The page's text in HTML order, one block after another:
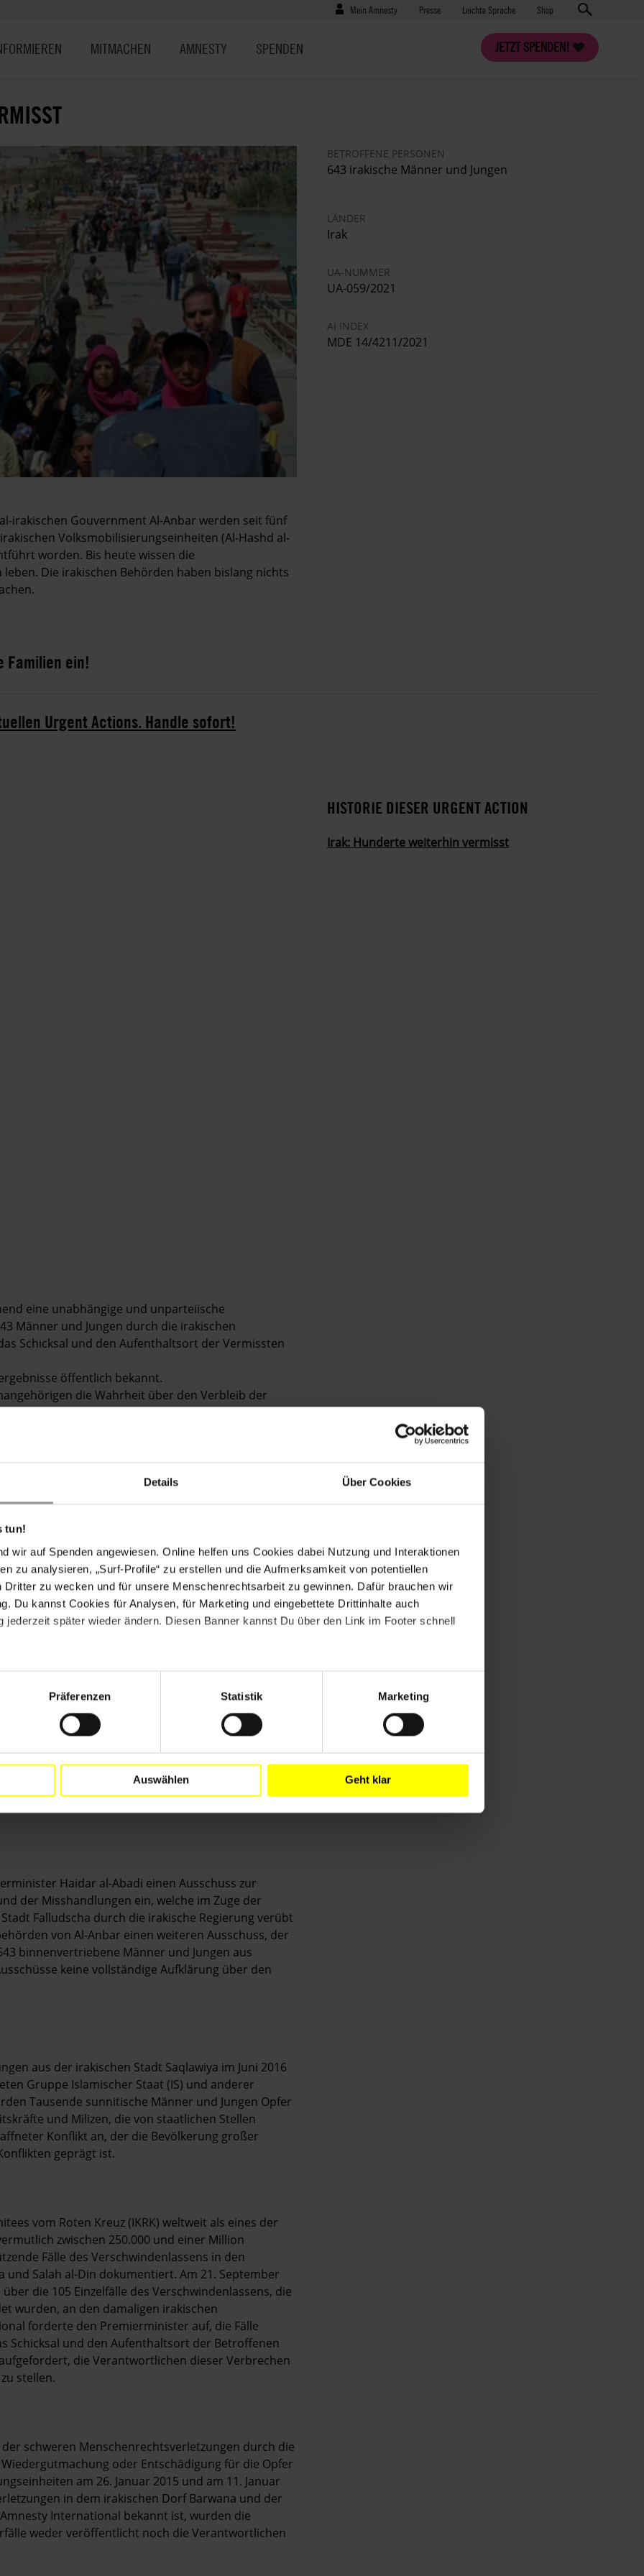
Details Über Cookies
tun!
wir auf Spenden angewiesen. Online helfen uns Cookies dabei Nutzung und Interaktionen
zu analysieren, „Surf-Profile“ zu erstellen und die Aufmerksamkeit von potentiellen
Dritter zu wecken und für unsere Menschenrechtsarbeit zu gewinnen. Dafür brauchen wir
Du kannst Cookies für Analysen, für Marketing und eingebettete Drittinhalte auch
jederzeit später wieder ändern. Diesen Banner kannst Du über den Link im Footer schnell
Präferenzen Statistik Marketing
Auswählen Geht klar
Benutzermenü
Mein Amnesty Presse
Presse Leichte Sprache Shop
JETZT SPENDEN!
MITMACHEN AMNESTY SPENDEN
irakischen Gouvernment Al-Anbar werden seit fünf
Volksmobilisierungseinheiten (Al-Hashd al-
worden. Bis heute wissen die
Die irakischen Behörden haben bislang nichts
BETROFFENE PERSONEN
643 irakische Männer und Jungen
LÄNDER
Irak
UA-NUMMER
UA-059/2021
AI INDEX
MDE 14/4211/2021
Familien ein!
Urgent Actions. Handle sofort!
eine unabhängige und unparteiische
Männer und Jungen durch die irakischen
Schicksal und den Aufenthaltsort der Vermissten
öffentlich bekannt.
die Wahrheit über den Verbleib der
Jungen Opfer des Verschwindenlassens, als sie mit
zentral-irakischen Gouvernement Al-Anbar, zu
Hashd al-Shaabi), einem vom irakischen Staat
Kampf einzusetzen. Mindestens 643 der 1.300
Verbrechen nach dem Völkerrecht. Ihre
über den Verbleib der Vermissten
Zeug_innen und Angehörigen der Vermissten traf
bewaffnete Gruppe, die Maschinen- und
auf ihren Uniformen und Fahnen identifizierten
irakischen Volksmobilisierungseinheiten. Die
der Gruppe getrennt und in Gebäude, Garagen
Die Milizen nahmen ihnen ihre Ausweise,
die Hände. Am Abend wurde ein Teil der Männer
Lastwagen weggebracht. Seither sind ihr
Haidar al-Abadi einen Ausschuss zur
der Misshandlungen ein, welche im Zuge der
Falludscha durch die irakische Regierung verübt
von Al-Anbar einen weiteren Ausschuss, der
binnenvertriebene Männer und Jungen aus
keine vollständige Aufklärung über den
aus der irakischen Stadt Saqlawiya im Juni 2016
Gruppe Islamischer Staat (IS) und anderer
Tausende sunnitische Männer und Jungen Opfer
und Milizen, die von staatlichen Stellen
Konflikt an, der die Bevölkerung großer
geprägt ist.
vom Roten Kreuz (IKRK) weltweit als eines der
zwischen 250.000 und einer Million
Fälle des Verschwindenlassens in den
und Salah al-Din dokumentiert. Am 21. September
die 105 Einzelfälle des Verschwindenlassens, die
wurden, an den damaligen irakischen
forderte den Premierminister auf, die Fälle
Schicksal und den Aufenthaltsort der Betroffenen
die Verantwortlichen dieser Verbrechen
stellen.
schweren Menschenrechtsverletzungen durch die
oder Entschädigung für die Opfer
am 26. Januar 2015 und am 11. Januar
in dem irakischen Dorf Barwana und der
International bekannt ist, wurden die
weder veröffentlicht noch die Verantwortlichen
HISTORIE DIESER URGENT ACTION
Irak: Hunderte weiterhin vermisst